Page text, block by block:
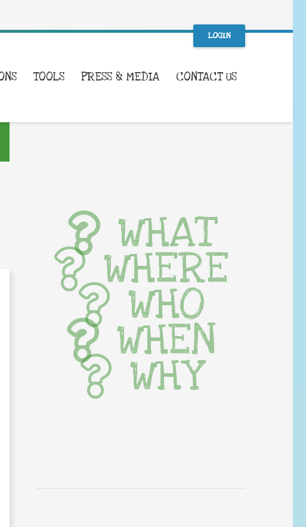
LOGIN
TOOLS PRESS & MEDIA CONTACT US
WHAT
WHERE
WHO
WHEN
WHY